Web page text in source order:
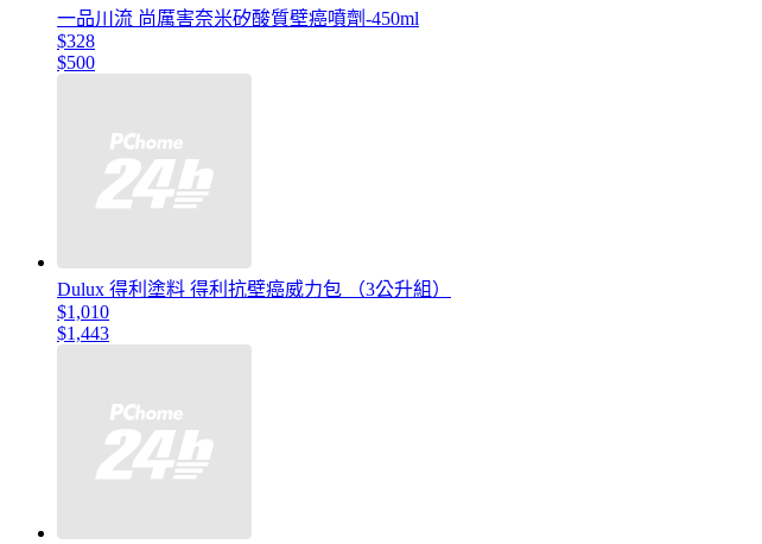
一品川流 尚厲害奈米矽酸質壁癌噴劑-450ml
$328
$500
Dulux 得利塗料 得利抗壁癌威力包 （3公升組）
$1,010
$1,443